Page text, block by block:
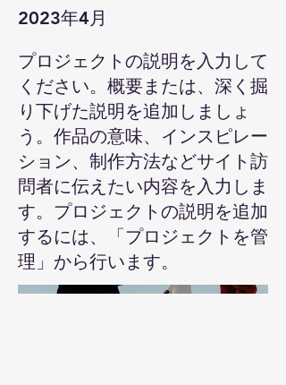
2023年4月
プロジェクトの説明を入力して
ください。概要または、深く掘
り下げた説明を追加しましょ
う。作品の意味、インスピレー
ション、制作方法などサイト訪
問者に伝えたい内容を入力しま
す。プロジェクトの説明を追加
するには、「プロジェクトを管
理」から行います。